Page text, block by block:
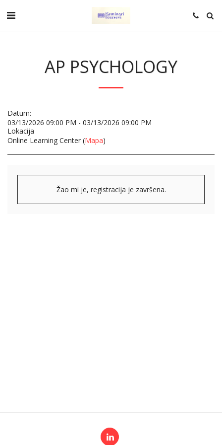
AP PSYCHOLOGY
Datum:
03/13/2026 09:00 PM - 03/13/2026 09:00 PM
Lokacija
Online Learning Center (Mapa)
Žao mi je, registracija je završena.